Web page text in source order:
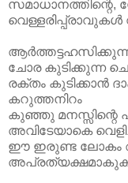
സമാധാനത്തിന്റെ,
വെള്ളരിപ്പ്രാവുകൾ
ചോര കുടിക്കുന്ന
രക്തം കുടിക്കാൻ
കറുത്തനിറം
കുഞ്ഞു മനസ്സിന്റെ
അവിടേയാകെ
ഈ ഇരുണ്ട ലോകം
അപ്രത്യക്ഷമാകുക